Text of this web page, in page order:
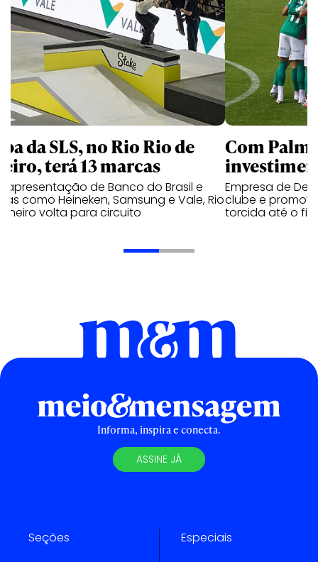
da SLS, no Rio Rio de
terá 13 marcas
apresentação de Banco do Brasil e
como Heineken, Samsung e Vale, Rio
volta para circuito
Com
Empresa de
clube e
torcida até o
Informa, inspira e conecta.
ASSINE JÁ
Seções Especiais